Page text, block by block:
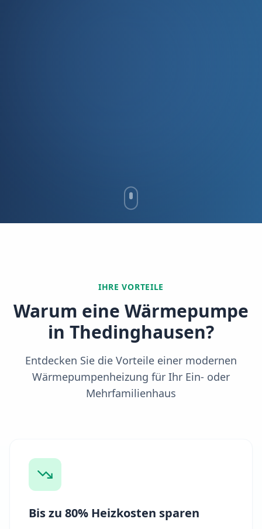
IHRE VORTEILE
Warum eine Wärmepumpe
in Thedinghausen?
Entdecken Sie die Vorteile einer modernen
Wärmepumpenheizung für Ihr Ein- oder
Mehrfamilienhaus
Bis zu 80% Heizkosten sparen